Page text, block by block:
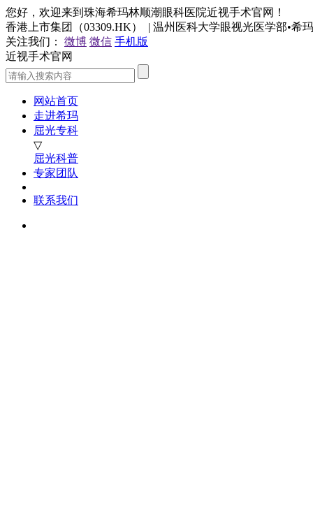
您好，欢迎来到珠海希玛林顺潮眼科医院近视手术官网！
香港上市集团（03309.HK） | 温州医科大学眼视光医学部•希
关注我们：
微博 微信 手机版
近视手术官网
网站首页
走进希玛
屈光专科
▽
屈光科普
专家团队
联系我们